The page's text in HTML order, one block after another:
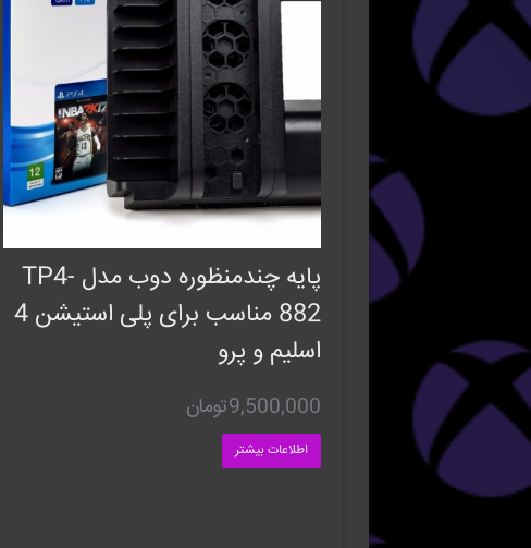
پایه چندمنظوره دوب مدل TP4-
882 مناسب برای پلی استیشن 4
اسلیم و پرو
9,500,000تومان
اطلاعات بیشتر